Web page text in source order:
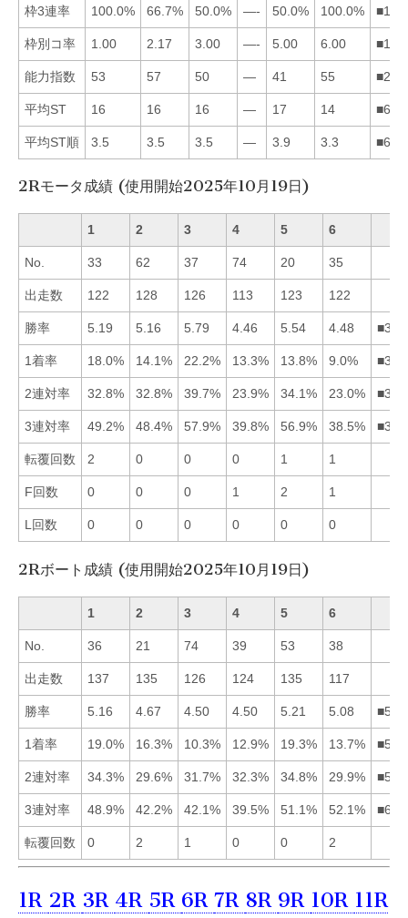
枠3連率 100.0% 66.7% 50.0% —- 50.0% 100.0%
枠別コ率 1.00 2.17 3.00 —- 5.00 6.00
能力指数 53 57 50 — 41 55
平均ST 16 16 16 — 17 14
平均ST順 3.5 3.5 3.5 — 3.9 3.3
2Rモータ成績 (使用開始2025年10月19日)
1 2 3 4 5 6
No. 33 62 37 74 20 35
出走数 122 128 126 113 123 122
勝率 5.19 5.16 5.79 4.46 5.54 4.48
1着率 18.0% 14.1% 22.2% 13.3% 13.8% 9.0%
2連対率 32.8% 32.8% 39.7% 23.9% 34.1% 23.0%
3連対率 49.2% 48.4% 57.9% 39.8% 56.9% 38.5%
転覆回数 2 0 0 0 1 1
F回数 0 0 0 1 2 1
L回数 0 0 0 0 0 0
2Rボート成績 (使用開始2025年10月19日)
1 2 3 4 5 6
No. 36 21 74 39 53 38
出走数 137 135 126 124 135 117
勝率 5.16 4.67 4.50 4.50 5.21 5.08
1着率 19.0% 16.3% 10.3% 12.9% 19.3% 13.7%
2連対率 34.3% 29.6% 31.7% 32.3% 34.8% 29.9%
3連対率 48.9% 42.2% 42.1% 39.5% 51.1% 52.1%
転覆回数 0 2 1 0 0 2
1R 2R 3R 4R 5R 6R 7R 8R 9R 10R 11R